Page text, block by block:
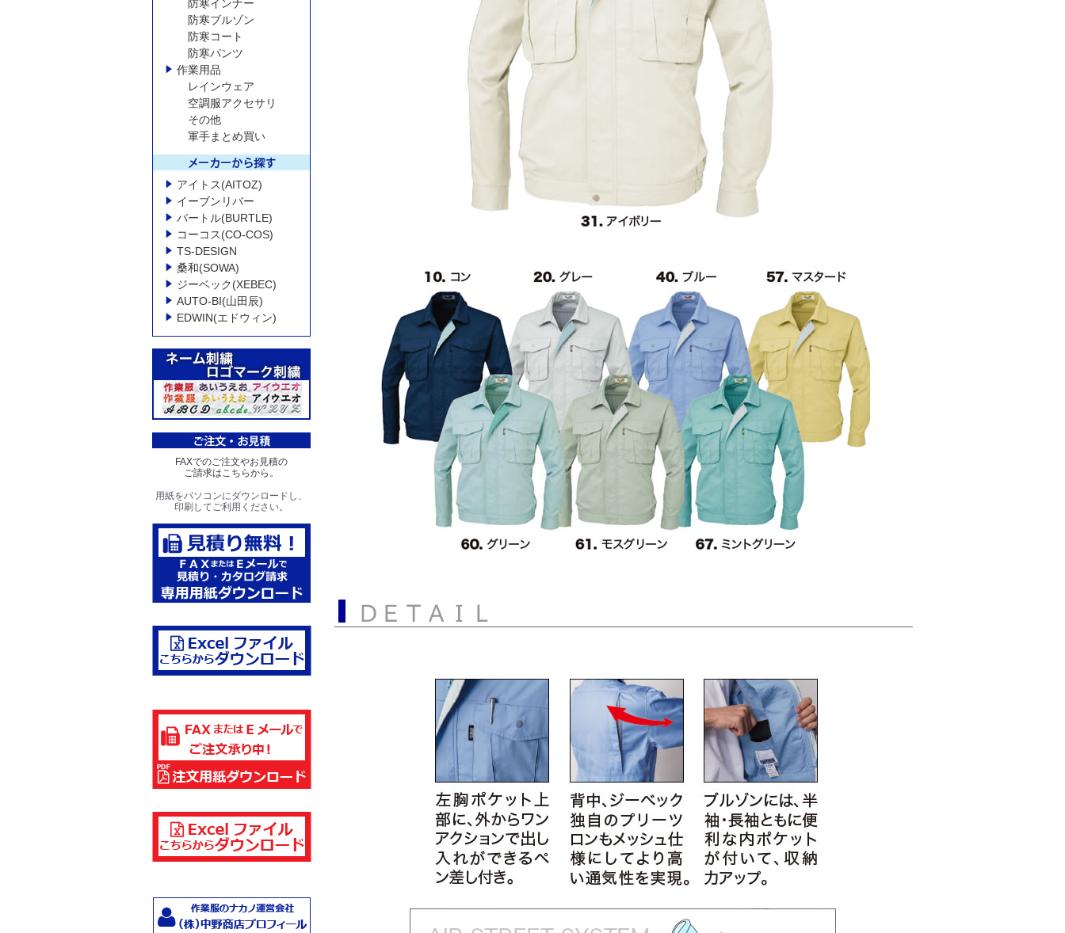
防寒インナー
防寒ブルゾン
防寒コート
防寒パンツ
作業用品
レインウェア
空調服アクセサリ
その他
軍手まとめ買い
アイトス(AITOZ)
イーブンリバー
バートル(BURTLE)
コーコス(CO-COS)
TS-DESIGN
桑和(SOWA)
ジーベック(XEBEC)
AUTO-BI(山田辰)
EDWIN(エドウィン)
FAXでのご注文やお見積の
ご請求はこちらから。
用紙をパソコンにダウンロードし、
印刷してご利用ください。